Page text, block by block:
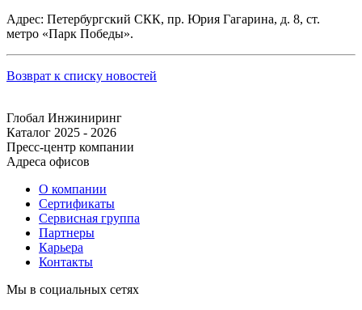
Адрес: Петербургский СКК, пр. Юрия Гагарина, д. 8, ст.
метро «Парк Победы».
Возврат к списку новостей
Глобал Инжиниринг
Каталог 2025 - 2026
Пресс-центр компании
Адреса офисов
О компании
Сертификаты
Сервисная группа
Партнеры
Карьера
Контакты
Мы в социальных сетях